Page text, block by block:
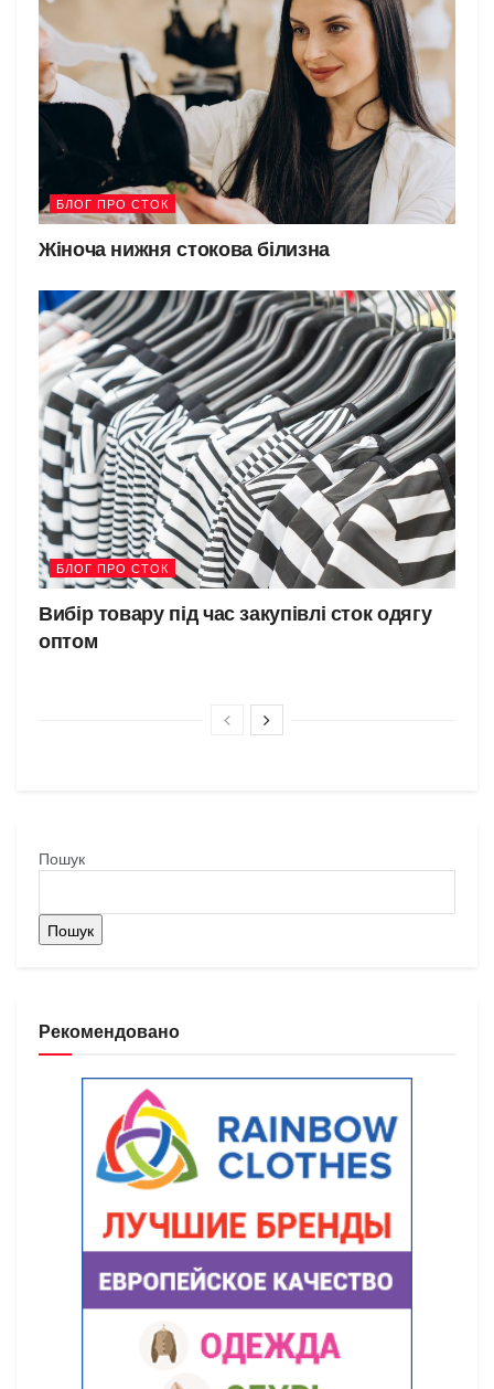
БЛОГ ПРО СТОК
Жіноча нижня стокова білизна
БЛОГ ПРО СТОК
Вибір товару під час закупівлі сток одягу
оптом
Пошук
Пошук
Рекомендовано